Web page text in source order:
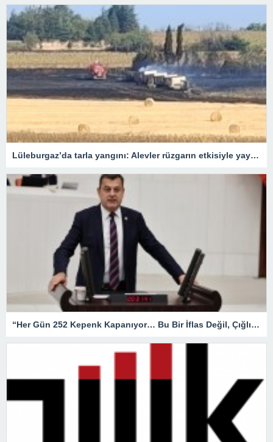
Lüleburgaz’da tarla yangını: Alevler rüzgarın etkisiyle yayıldı
“Her Gün 252 Kepenk Kapanıyor… Bu Bir İflas Değil, Çığlıktır!”